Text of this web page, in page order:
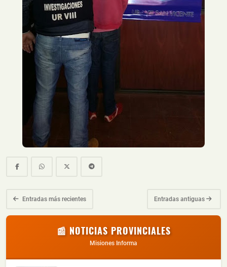
Entradas más recientes Entradas antiguas
📰 NOTICIAS PROVINCIALES
Misiones Informa